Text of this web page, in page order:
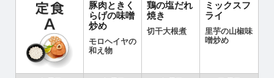
豚肉ときく
らげの味噌
炒め
モロヘイヤの
和え物
鶏の塩だれ
焼き
切干大根煮
ミックスフ
ライ
里芋の山椒味
噌炒め